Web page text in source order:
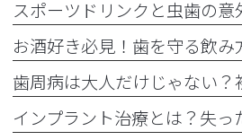
スポーツドリンクと虫歯の意
お酒好き必見！歯を守る飲み